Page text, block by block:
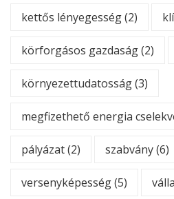
kettős lényegesség(2)
körforgásos gazdaság(2)
környezettudatosság(3)
megfizethető energia
pályázat(2) szabvány(6)
versenyképesség(5)